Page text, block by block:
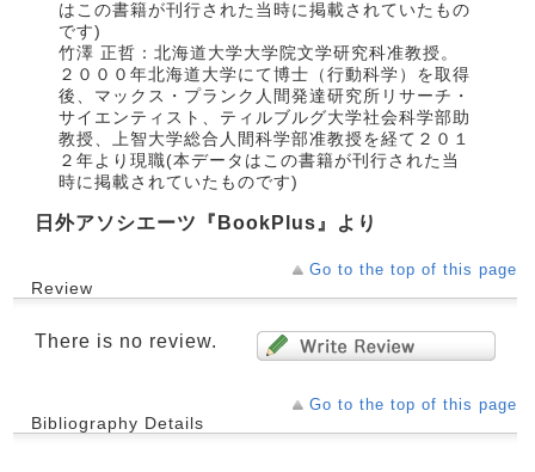
はこの書籍が刊行された当時に掲載されていたもの
です)
竹澤 正哲：北海道大学大学院文学研究科准教授。
２０００年北海道大学にて博士（行動科学）を取得
後、マックス・プランク人間発達研究所リサーチ・
サイエンティスト、ティルブルグ大学社会科学部助
教授、上智大学総合人間科学部准教授を経て２０１
２年より現職(本データはこの書籍が刊行された当
時に掲載されていたものです)
日外アソシエーツ『BookPlus』より
Go to the top of this page
Review
There is no review.
Go to the top of this page
Bibliography Details